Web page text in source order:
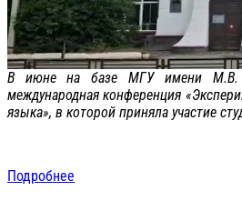
В июне на базе МГУ имени М.В.
международная конференция
языка», в которой приняла участие
Подробнее